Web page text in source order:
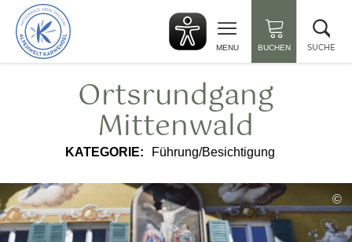
zurück
zur
Startseite
MENU BUCHEN SUCHE
Ortsrundgang
Mittenwald
KATEGORIE: Führung/Besichtigung
©